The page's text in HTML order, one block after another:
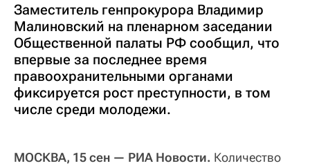
Заместитель генпрокурора Владимир
Малиновский на пленарном заседании
Общественной палаты РФ сообщил, что
впервые за последнее время
правоохранительными органами
фиксируется рост преступности, в том
числе среди молодежи.
МОСКВА, 15 сен — РИА Новости. Количество